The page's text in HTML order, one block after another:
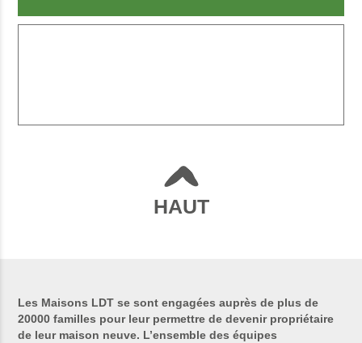
HAUT
Les Maisons LDT se sont engagées auprès de plus de
20000 familles pour leur permettre de devenir propriétaire
de leur maison neuve. L’ensemble des équipes